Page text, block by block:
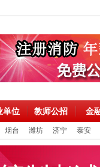
单位 教师公招 金
烟台 潍坊 济宁 泰安